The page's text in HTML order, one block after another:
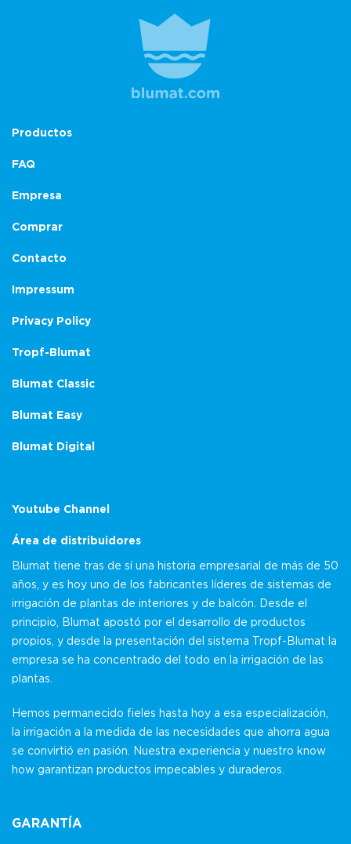
Productos
FAQ
Empresa
Comprar
Contacto
Impressum
Privacy Policy
Tropf-Blumat
Blumat Classic
Blumat Easy
Blumat Digital
Youtube Channel
Área de distribuidores
Blumat tiene tras de sí una historia empresarial de más de 50
años, y es hoy uno de los fabricantes líderes de sistemas de
irrigación de plantas de interiores y de balcón. Desde el
principio, Blumat apostó por el desarrollo de productos
propios, y desde la presentación del sistema Tropf-Blumat la
empresa se ha concentrado del todo en la irrigación de las
plantas.
Hemos permanecido fieles hasta hoy a esa especialización,
la irrigación a la medida de las necesidades que ahorra agua
se convirtió en pasión. Nuestra experiencia y nuestro know
how garantizan productos impecables y duraderos.
GARANTÍA